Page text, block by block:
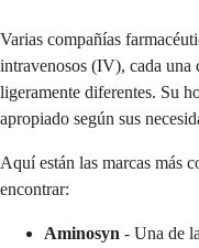
Varias compañías
intravenosos (IV), cada una
ligeramente diferentes. Su
apropiado según sus
Aquí están las marcas más
encontrar:
Aminosyn - Una de